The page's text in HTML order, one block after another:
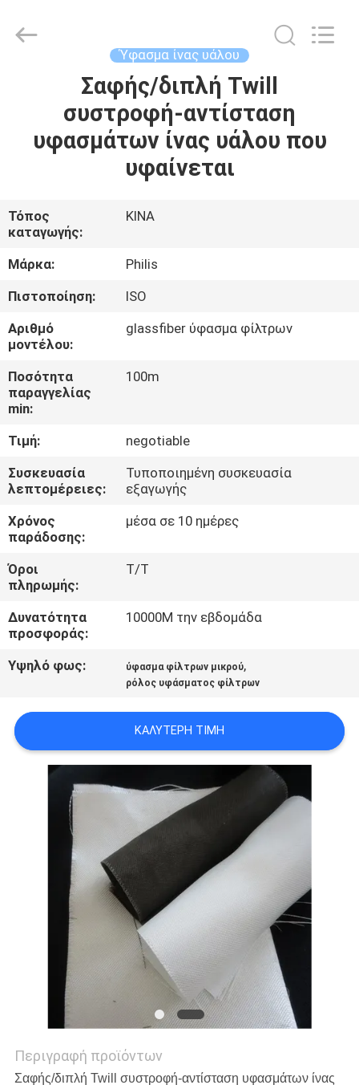
ΠΡΟΪΌΝΤΑ
ΕΜΕΊΣ
ΓΎΡΟΣ
ΕΡΓΟΣΤΑΣΊΩΝ
ΠΟΙΟΤΙΚΌΣ
ΈΛΕΓΧΟΣ
ΕΛΆΤΕ
ΣΕ
ΕΠΑΦΉ
ΜΕ
ΖΗΤΉΣΤΕ
ΈΝΑ
ΑΠΌΣΠΑΣΜΑ
PRIVACY
POLICY
Technology
Ύφασμα ίνας υάλου
Σαφής/διπλή Twill
συστροφή-αντίσταση
υφασμάτων ίνας υάλου που
υφαίνεται
Τόπος
καταγωγής:
ΚΙΝΑ
Μάρκα:
Philis
Πιστοποίηση:
ISO
Αριθμό
μοντέλου:
glassfiber ύφασμα φίλτρων
Ποσότητα
παραγγελίας
min:
100m
Τιμή:
negotiable
Συσκευασία
λεπτομέρειες:
Τυποποιημένη συσκευασία
εξαγωγής
Χρόνος
παράδοσης:
μέσα σε 10 ημέρες
Όροι
πληρωμής:
T/T
Δυνατότητα
προσφοράς:
10000M την εβδομάδα
Υψηλό φως: ύφασμα φίλτρων μικρού,
ρόλος υφάσματος φίλτρων
ΚΑΛΎΤΕΡΗ ΤΙΜΉ
Περιγραφή προϊόντων
Σαφής/διπλή Twill συστροφή-αντίσταση υφασμάτων ίνας